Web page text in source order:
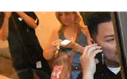
Media
Europa
Altrecose
Mondiali calcio 2026